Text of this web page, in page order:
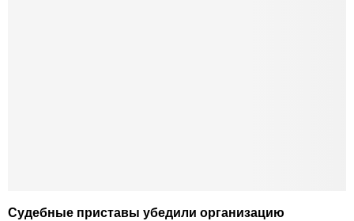
Судебные приставы убедили организацию